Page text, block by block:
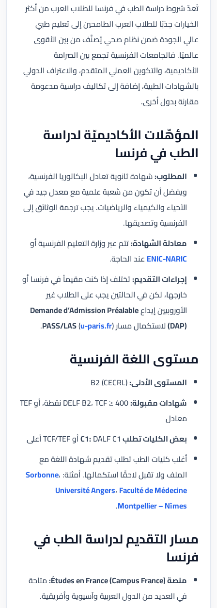
تُعدّ شروط دراسة الطب في فرنسا للطلاب العرب من أكثر
الخيارات جذبًا للطلاب العرب الطامحين إلى تعليم طبي
عالي الجودة ضمن نظام صحي يُصنَّف من بين الأقوى
عالميًا. فالجامعات الفرنسية تجمع بين الصرامة
الأكاديمية، والتكوين العملي المتقدم، والاعتراف الدولي
بالشهادات الطبية، إضافة إلى تكاليف دراسية مدعومة
مقارنة بدول أخرى.
المؤهّلات الأكاديميّة لدراسة
الطب في فرنسا
المطلوب:شهادة ثانوية تعادل البكالوريا الفرنسية،
ويفضل أن تكون من شعبة علمية مع معدل جيد في
الأحياء والكيمياء والرياضيات. يجب ترجمة الوثائق إلى
الفرنسية وتصديقها.
معادلة الشهادة:تتم عبر وزارة التعليم الفرنسية أو
ENIC-NARIC عند الحاجة.
إجراءات التقديم:تختلف إذا كنت مقيماً في فرنسا أو
خارجها، لكن في الحالتين يجب على الطلاب غير
الأوروبيين إيداعDemande d’Admission Préalable
(DAP)لاستكمال مسار PASS/LAS(u-paris.fr).
مستوى اللغة الفرنسية
المستوى الأدنى:B2 (CECRL)
شهادات مقبولة:
DELF B2، TCF ≥ 400 نقطة، أو TEF
معادل
بعض الكليات تطلب C1:DALF C1 أو TCF/TEF أعلى
أغلب كليات الطب تطلب تقديم شهادة اللغة مع
الملف ولا تقبل لاحقًا استكمالها. أمثلة: Sorbonne،
Université Angers، Faculté de Médecine
Montpellier – Nîmes
.
مسار التقديم لدراسة الطب في
فرنسا
منصة Études en France (Campus France):
متاحة
في العديد من الدول العربية وآسيوية وأفريقية.